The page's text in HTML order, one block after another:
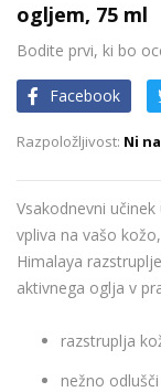
galerije
slik
galerije
slik
ogljem, 75 ml
Bodite prvi, ki bo
Facebook
Ni
Vsakodnevni
vpliva na vašo
Himalaya
aktivnega oglja v
razstruplja
nežno